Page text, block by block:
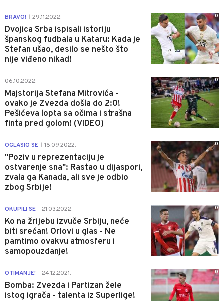
BRAVO! 29.11.2022.
Dvojica Srba ispisali istoriju
španskog fudbala u Kataru: Kada je
Stefan ušao, desilo se nešto što
nije viđeno nikad!
0
06.10.2022.
Majstorija Stefana Mitrovića -
ovako je Zvezda došla do 2:0!
Pešićeva lopta sa očima i strašna
finta pred golom! (VIDEO)
0
OGLASIO SE 16.09.2022.
"Poziv u reprezentaciju je
ostvarenje sna": Rastao u dijaspori,
zvala ga Kanada, ali sve je odbio
zbog Srbije!
0
OKUPILI SE 21.03.2022.
Ko na žrijebu izvuče Srbiju, neće
biti srećan! Orlovi u glas - Ne
pamtimo ovakvu atmosferu i
samopouzdanje!
0
OTIMANJE! 24.12.2021.
Bomba: Zvezda i Partizan žele
istog igrača - talenta iz Superlige!
0